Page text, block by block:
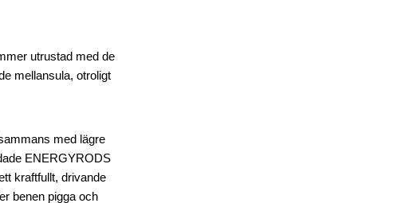
utrustad med de
mellansula, otroligt
med lägre
ENERGYRODS
kraftfullt, drivande
benen pigga och